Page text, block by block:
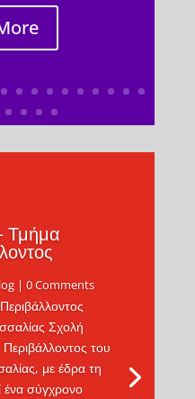
Τμήμα
| 0 Comments
Σχολή
του
με έδρα τη
ένα σύγχρονο